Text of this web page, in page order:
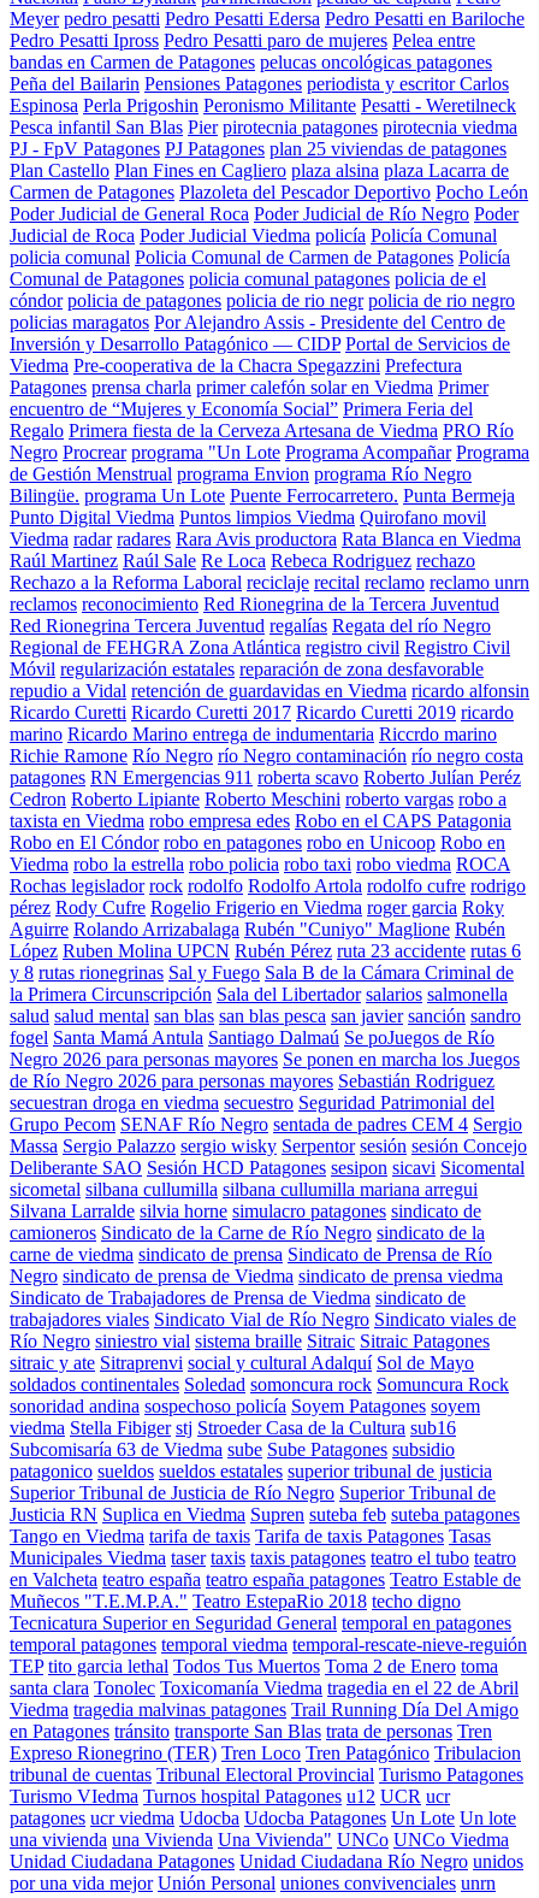
Meyer pedro pesatti Pedro Pesatti Edersa Pedro Pesatti en Bariloche
Pedro Pesatti Ipross Pedro Pesatti paro de mujeres Pelea entre
bandas en Carmen de Patagones pelucas oncológicas patagones
Peña del Bailarin Pensiones Patagones periodista y escritor Carlos
Espinosa Perla Prigoshin Peronismo Militante Pesatti - Weretilneck
Pesca infantil San Blas Pier pirotecnia patagones pirotecnia viedma
PJ - FpV Patagones PJ Patagones plan 25 viviendas de patagones
Plan Castello Plan Fines en Cagliero plaza alsina plaza Lacarra de
Carmen de Patagones Plazoleta del Pescador Deportivo Pocho León
Poder Judicial de General Roca Poder Judicial de Río Negro Poder
Judicial de Roca Poder Judicial Viedma policía Policía Comunal
policia comunal Policia Comunal de Carmen de Patagones Policía
Comunal de Patagones policia comunal patagones policia de el
cóndor policia de patagones policia de rio negr policia de rio negro
policias maragatos Por Alejandro Assis - Presidente del Centro de
Inversión y Desarrollo Patagónico — CIDP Portal de Servicios de
Viedma Pre-cooperativa de la Chacra Spegazzini Prefectura
Patagones prensa charla primer calefón solar en Viedma Primer
encuentro de “Mujeres y Economía Social” Primera Feria del
Regalo Primera fiesta de la Cerveza Artesana de Viedma PRO Río
Negro Procrear programa "Un Lote Programa Acompañar Programa
de Gestión Menstrual programa Envion programa Río Negro
Bilingüe. programa Un Lote Puente Ferrocarretero. Punta Bermeja
Punto Digital Viedma Puntos limpios Viedma Quirofano movil
Viedma radar radares Rara Avis productora Rata Blanca en Viedma
Raúl Martinez Raúl Sale Re Loca Rebeca Rodriguez rechazo
Rechazo a la Reforma Laboral reciclaje recital reclamo reclamo unrn
reclamos reconocimiento Red Rionegrina de la Tercera Juventud
Red Rionegrina Tercera Juventud regalías Regata del río Negro
Regional de FEHGRA Zona Atlántica registro civil Registro Civil
Móvil regularización estatales reparación de zona desfavorable
repudio a Vidal retención de guardavidas en Viedma ricardo alfonsin
Ricardo Curetti Ricardo Curetti 2017 Ricardo Curetti 2019 ricardo
marino Ricardo Marino entrega de indumentaria Riccrdo marino
Richie Ramone Río Negro río Negro contaminación río negro costa
patagones RN Emergencias 911 roberta scavo Roberto Julían Peréz
Cedron Roberto Lipiante Roberto Meschini roberto vargas robo a
taxista en Viedma robo empresa edes Robo en el CAPS Patagonia
Robo en El Cóndor robo en patagones robo en Unicoop Robo en
Viedma robo la estrella robo policia robo taxi robo viedma ROCA
Rochas legislador rock rodolfo Rodolfo Artola rodolfo cufre rodrigo
pérez Rody Cufre Rogelio Frigerio en Viedma roger garcia Roky
Aguirre Rolando Arrizabalaga Rubén "Cuniyo" Maglione Rubén
López Ruben Molina UPCN Rubén Pérez ruta 23 accidente rutas 6
y 8 rutas rionegrinas Sal y Fuego Sala B de la Cámara Criminal de
la Primera Circunscripción Sala del Libertador salarios salmonella
salud salud mental san blas san blas pesca san javier sanción sandro
fogel Santa Mamá Antula Santiago Dalmaú Se poJuegos de Río
Negro 2026 para personas mayores Se ponen en marcha los Juegos
de Río Negro 2026 para personas mayores Sebastián Rodriguez
secuestran droga en viedma secuestro Seguridad Patrimonial del
Grupo Pecom SENAF Río Negro sentada de padres CEM 4 Sergio
Massa Sergio Palazzo sergio wisky Serpentor sesión sesión Concejo
Deliberante SAO Sesión HCD Patagones sesipon sicavi Sicomental
sicometal silbana cullumilla silbana cullumilla mariana arregui
Silvana Larralde silvia horne simulacro patagones sindicato de
camioneros Sindicato de la Carne de Río Negro sindicato de la
carne de viedma sindicato de prensa Sindicato de Prensa de Río
Negro sindicato de prensa de Viedma sindicato de prensa viedma
Sindicato de Trabajadores de Prensa de Viedma sindicato de
trabajadores viales Sindicato Vial de Río Negro Sindicato viales de
Río Negro siniestro vial sistema braille Sitraic Sitraic Patagones
sitraic y ate Sitraprenvi social y cultural Adalquí Sol de Mayo
soldados continentales Soledad somoncura rock Somuncura Rock
sonoridad andina sospechoso policía Soyem Patagones soyem
viedma Stella Fibiger stj Stroeder Casa de la Cultura sub16
Subcomisaría 63 de Viedma sube Sube Patagones subsidio
patagonico sueldos sueldos estatales superior tribunal de justicia
Superior Tribunal de Justicia de Río Negro Superior Tribunal de
Justicia RN Suplica en Viedma Supren suteba feb suteba patagones
Tango en Viedma tarifa de taxis Tarifa de taxis Patagones Tasas
Municipales Viedma taser taxis taxis patagones teatro el tubo teatro
en Valcheta teatro españa teatro españa patagones Teatro Estable de
Muñecos "T.E.M.P.A." Teatro EstepaRio 2018 techo digno
Tecnicatura Superior en Seguridad General temporal en patagones
temporal patagones temporal viedma temporal-rescate-nieve-reguión
TEP tito garcia lethal Todos Tus Muertos Toma 2 de Enero toma
santa clara Tonolec Toxicomanía Viedma tragedia en el 22 de Abril
Viedma tragedia malvinas patagones Trail Running Día Del Amigo
en Patagones tránsito transporte San Blas trata de personas Tren
Expreso Rionegrino (TER) Tren Loco Tren Patagónico Tribulacion
tribunal de cuentas Tribunal Electoral Provincial Turismo Patagones
Turismo VIedma Turnos hospital Patagones u12 UCR ucr
patagones ucr viedma Udocba Udocba Patagones Un Lote Un lote
una vivienda una Vivienda Una Vivienda" UNCo UNCo Viedma
Unidad Ciudadana Patagones Unidad Ciudadana Río Negro unidos
por una vida mejor Unión Personal uniones convivenciales unrn